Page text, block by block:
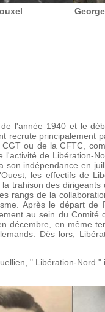
l'année 1940 et le
recrute principalement
ou de la CFTC,
de Libération-
indépendance en
les effectifs de
trahison des
rangs de la
Après le départ de
au sein du Comité
décembre, en même
Dès lors,
" Libération-Nord "